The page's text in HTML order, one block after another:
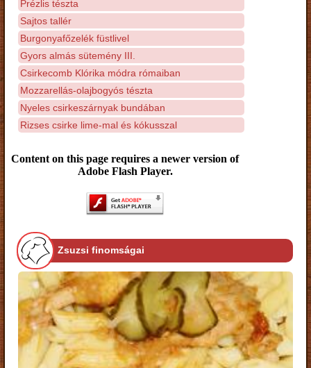
Prézlis tészta
Sajtos tallér
Burgonyafőzelék füstlivel
Gyors almás sütemény III.
Csirkecomb Klórika módra rómaiban
Mozzarellás-olajbogyós tészta
Nyeles csirkeszárnyak bundában
Rizses csirke lime-mal és kókusszal
Content on this page requires a newer version of
Adobe Flash Player.
Zsuzsi finomságai